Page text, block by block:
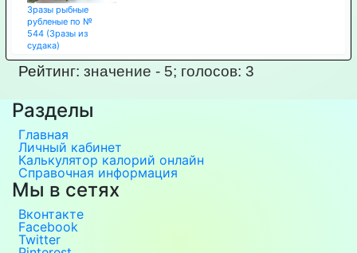
Зразы рыбные
рубленые по №
544 (Зразы из
судака)
Рейтинг:значение - 5; голосов: 3
Разделы
Главная
Личный кабинет
Калькулятор калорий онлайн
Справочная информация
Мы в сетях
Вконтакте
Facebook
Twitter